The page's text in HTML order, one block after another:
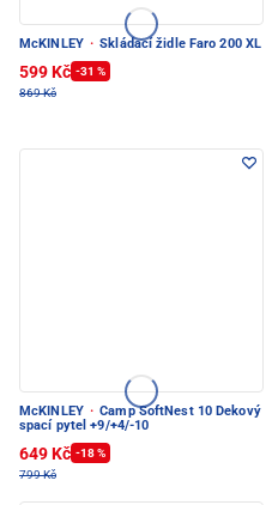
McKINLEY · Skládací židle Faro 200 XL
599 Kč -31 %
869 Kč
McKINLEY · Camp SoftNest 10 Dekový
spací pytel +9/+4/-10
649 Kč -18 %
799 Kč